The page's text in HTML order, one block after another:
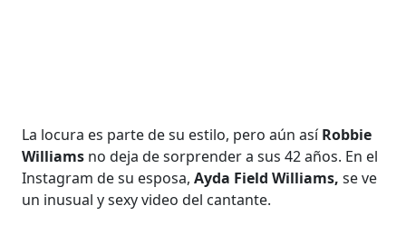
La locura es parte de su estilo, pero aún asíRobbie
Williams no deja de sorprender a sus 42 años. En el
Instagram de su esposa,Ayda Field Williams, se ve
un inusual y sexy video del cantante.